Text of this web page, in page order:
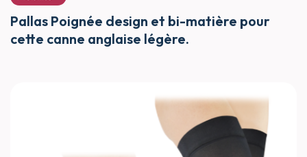
Pallas Poignée design et bi-matière pour
cette canne anglaise légère.